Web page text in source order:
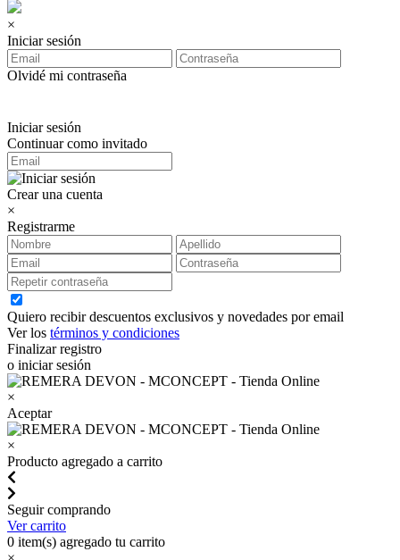
×
Iniciar sesión
Olvidé mi contraseña
Iniciar sesión
Continuar como invitado
Crear una cuenta
×
Registrarme
Quiero recibir descuentos exclusivos y novedades por email
Ver los términos y condiciones
Finalizar registro
o iniciar sesión
×
Aceptar
×
Producto agregado a carrito
Seguir comprando
Ver carrito
0 item(s) agregado tu carrito